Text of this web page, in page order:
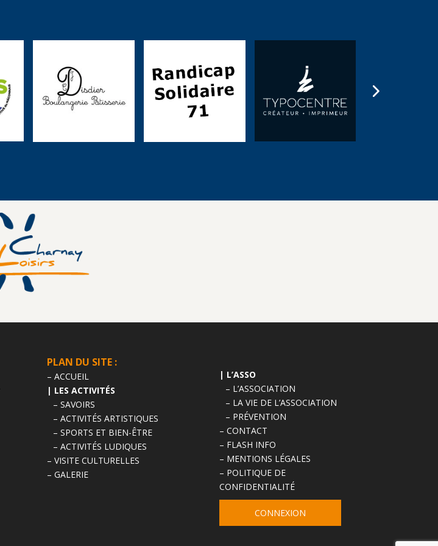
PLAN DU SITE :
– ACCUEIL
| LES ACTIVITÉS
– SAVOIRS
– ACTIVITÉS ARTISTIQUES
– SPORTS ET BIEN-ÊTRE
– ACTIVITÉS LUDIQUES
– VISITE CULTURELLES
– GALERIE
| L’ASSO
– L’ASSOCIATION
– LA VIE DE L’ASSOCIATION
– PRÉVENTION
– CONTACT
– FLASH INFO
– MENTIONS LÉGALES
– POLITIQUE DE
CONFIDENTIALITÉ
CONNEXION